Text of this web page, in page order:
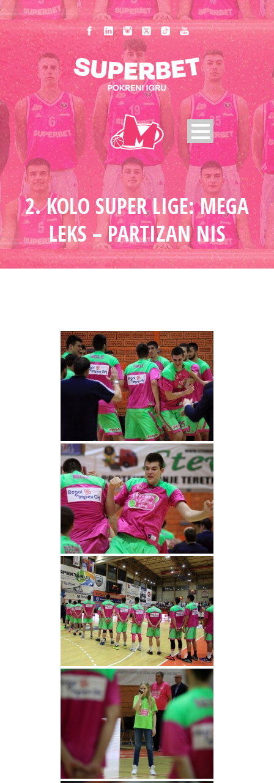
2. KOLO SUPER LIGE: MEGA
LEKS – PARTIZAN NIS